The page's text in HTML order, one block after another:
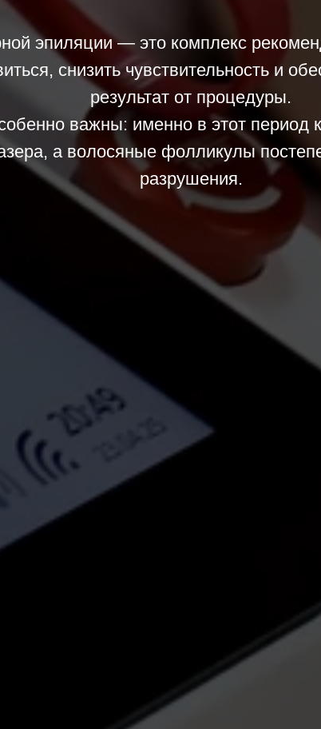
эпиляции — это комплекс
снизить чувствительность и
результат от процедуры.
важны: именно в этот период
а волосяные фолликулы
разрушения.